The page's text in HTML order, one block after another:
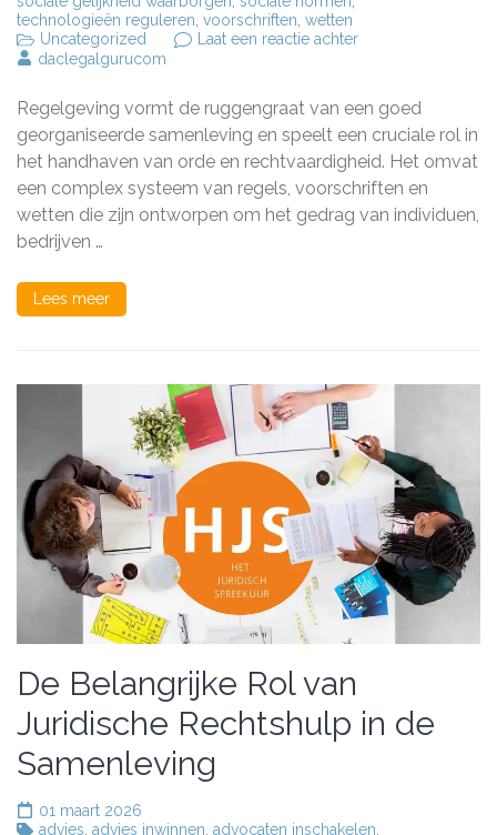
technologieën reguleren, voorschriften, wetten
Uncategorized
Laat een reactie achterop
Regelgeving
in
de
Samenleving
daclegalgurucom
Regelgeving vormt de ruggengraat van een goed
georganiseerde samenleving en speelt een cruciale rol in
het handhaven van orde en rechtvaardigheid. Het omvat
een complex systeem van regels, voorschriften en
wetten die zijn ontworpen om het gedrag van individuen,
bedrijven …
Lees meer
De Belangrijke Rol van
Juridische Rechtshulp in de
Samenleving
01 maart 2026
advies advies inwinnen advocaten inschakelen